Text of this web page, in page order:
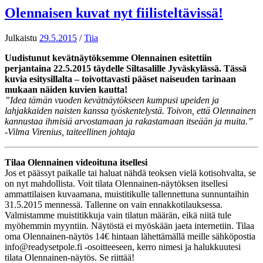
Olennaisen kuvat nyt fiilisteltävissä!
Julkaistu 29.5.2015 /Tiia
Uudistunut kevätnäytöksemme Olennainen esitettiin
perjantaina 22.5.2015 täydelle Siltasalille Jyväskylässä. Tässä
kuvia esitysillalta – toivottavasti pääset naiseuden tarinaan
mukaan näiden kuvien kautta!
”Idea tämän vuoden kevätnäytökseen kumpusi upeiden ja
lahjakkaiden naisten kanssa työskentelystä. Toivon, että Olennainen
kannustaa ihmisiä arvostamaan ja rakastamaan itseään ja muita.”
-Vilma Virenius, taiteellinen johtaja
Tilaa Olennainen videoituna itsellesi
Jos et päässyt paikalle tai haluat nähdä teoksen vielä kotisohvalta, se
on nyt mahdollista. Voit tilata Olennainen-näytöksen itsellesi
ammattilaisen kuvaamana, muistitikulle tallennettuna sunnuntaihin
31.5.2015 mennessä. Tallenne on vain ennakkotilauksessa.
Valmistamme muistitikkuja vain tilatun määrän, eikä niitä tule
myöhemmin myyntiin. Näytöstä ei myöskään jaeta internetiin. Tilaa
oma Olennainen-näytös 14€ hintaan lähettämällä meille sähköpostia
info@readysetpole.fi -osoitteeseen, kerro nimesi ja halukkuutesi
tilata Olennainen-näytös. Se riittää!